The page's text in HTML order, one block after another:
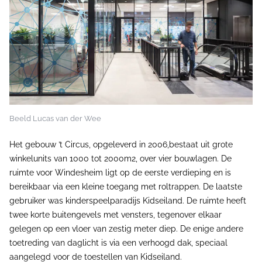
Beeld Lucas van der Wee
Het gebouw ’t Circus, opgeleverd in 2006,bestaat uit grote
winkelunits van 1000 tot 2000m2, over vier bouwlagen. De
ruimte voor Windesheim ligt op de eerste verdieping en is
bereikbaar via een kleine toegang met roltrappen. De laatste
gebruiker was kinderspeelparadijs Kidseiland. De ruimte heeft
twee korte buitengevels met vensters, tegenover elkaar
gelegen op een vloer van zestig meter diep. De enige andere
toetreding van daglicht is via een verhoogd dak, speciaal
aangelegd voor de toestellen van Kidseiland.